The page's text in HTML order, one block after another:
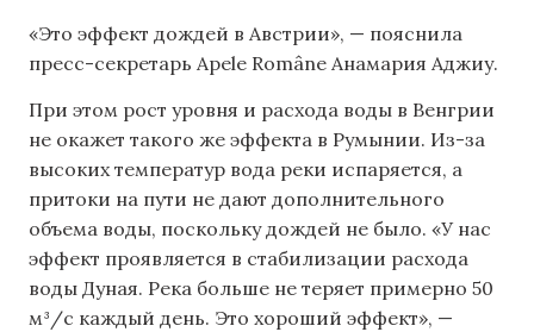
«Это эффект дождей в Австрии», — пояснила
пресс-секретарь Apele Române Анамария Аджиу.
При этом рост уровня и расхода воды в Венгрии
не окажет такого же эффекта в Румынии. Из-за
высоких температур вода реки испаряется, а
притоки на пути не дают дополнительного
объема воды, поскольку дождей не было. «У нас
эффект проявляется в стабилизации расхода
воды Дуная. Река больше не теряет примерно 50
м³/с каждый день. Это хороший эффект», —